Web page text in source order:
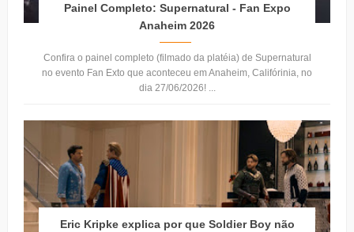
Painel Completo: Supernatural - Fan Expo
Anaheim 2026
Confira o painel completo (filmado da platéia) de Supernatural
no evento Fan Exto que aconteceu em Anaheim, Califórinia, no
dia 27/06/2026! ...
Eric Kripke explica por que Soldier Boy não